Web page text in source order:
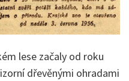
lese začaly od roku
dřevěnými ohradami